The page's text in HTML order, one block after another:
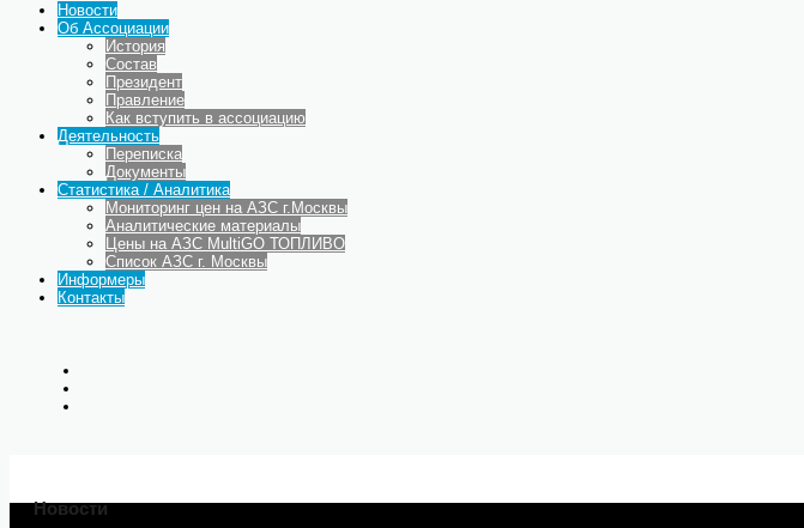
Новости
Об Ассоциации
История
Состав
Президент
Правление
Как вступить в ассоциацию
Деятельность
Переписка
Документы
Статистика / Аналитика
Мониторинг цен на АЗС г.Москвы
Аналитические материалы
Цены на АЗС MultiGO ТОПЛИВО
Список АЗС г. Москвы
Информеры
Контакты
Новости